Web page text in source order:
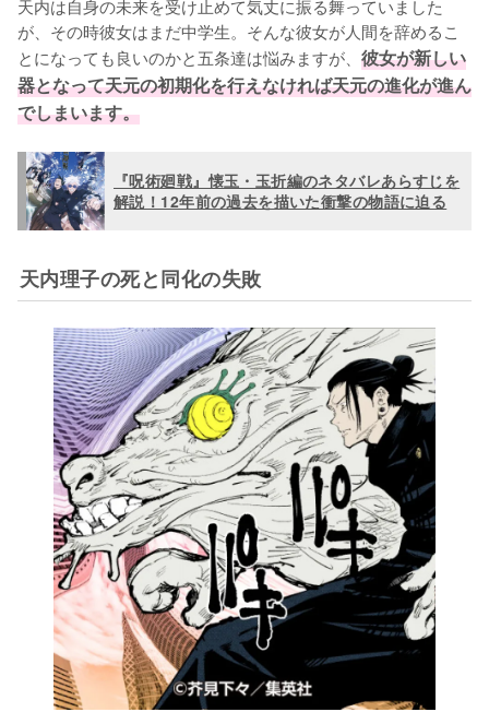
天内は自身の未来を受け止めて気丈に振る舞っていました
が、その時彼女はまだ中学生。そんな彼女が人間を辞めるこ
とになっても良いのかと五条達は悩みますが、 彼女が新しい
器となって天元の初期化を行えなければ天元の進化が進ん
でしまいます。
『呪術廻戦』懐玉・玉折編のネタバレあらすじを
解説！12年前の過去を描いた衝撃の物語に迫る
天内理子の死と同化の失敗